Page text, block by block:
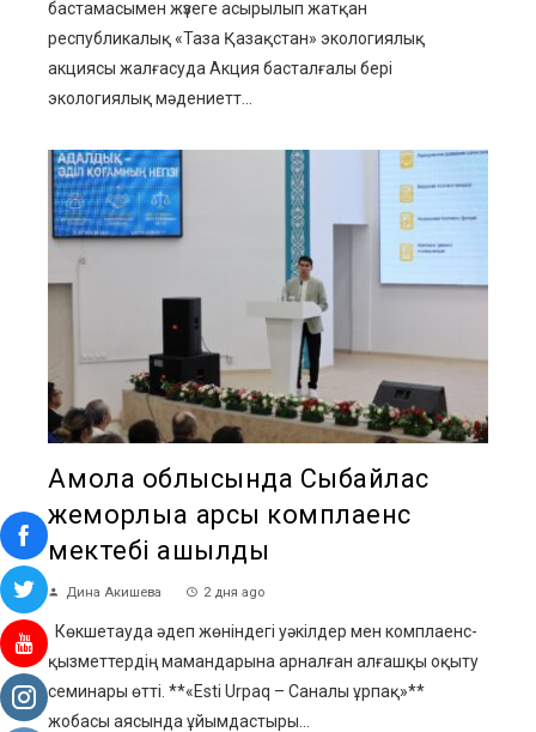
бастамасымен жүзеге асырылып жатқан
республикалық «Таза Қазақстан» экологиялық
акциясы жалғасуда Акция басталғалы бері
экологиялық мәдениетт...
Ақмола облысында Сыбайлас
жемқорлыққа қарсы комплаенс
мектебі ашылды
Дина Акишева 2 дня ago
Көкшетауда әдеп жөніндегі уәкілдер мен комплаенс-
қызметтердің мамандарына арналған алғашқы оқыту
семинары өтті. **«Esti Urpaq – Саналы ұрпақ»**
жобасы аясында ұйымдастыры...